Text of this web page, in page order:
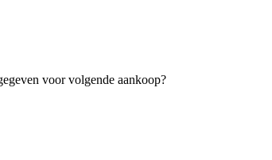
voor volgende aankoop?